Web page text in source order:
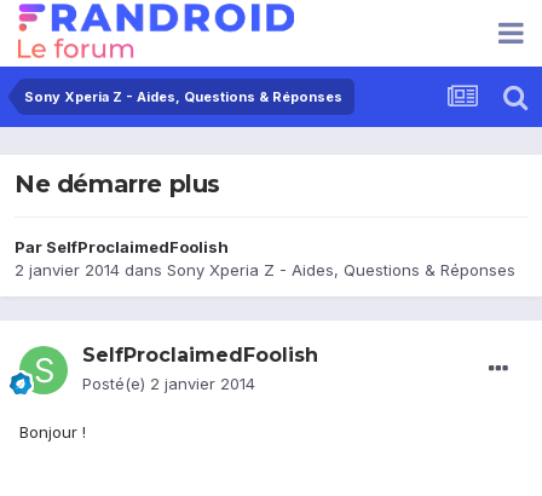
Sony Xperia Z - Aides, Questions & Réponses
Ne démarre plus
Par SelfProclaimedFoolish
2 janvier 2014 dans Sony Xperia Z - Aides, Questions & Réponses
SelfProclaimedFoolish
Posté(e) 2 janvier 2014
Bonjour !